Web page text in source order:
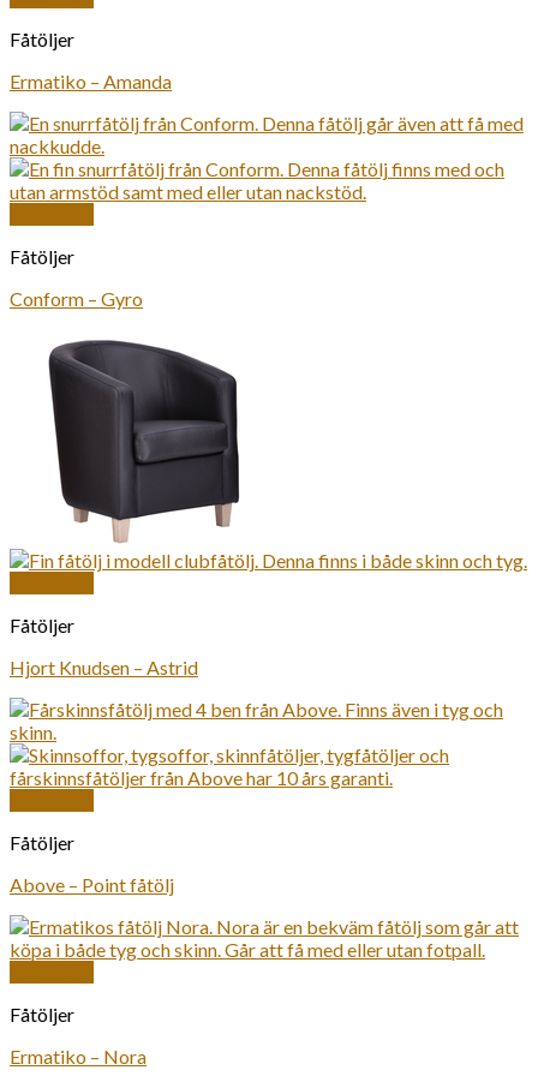
Fåtöljer
Ermatiko – Amanda
Fåtöljer
Conform – Gyro
Fåtöljer
Hjort Knudsen – Astrid
Fåtöljer
Above – Point fåtölj
Fåtöljer
Ermatiko – Nora